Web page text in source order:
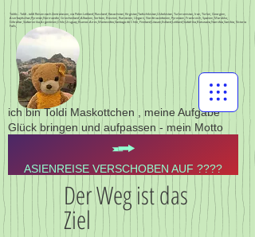
ich bin Toldi Maskottchen , meine Aufgabe
Glück bringen und aufpassen - mein Motto
Toldis - Toldi - toldi Reisen nach Zentralasien, via Polen Lettland, Russland, Kasachstan, Kirgistan,Tadschikistan,Usbekistan, Turkmenistan, Iran, Türkei, Georgien,
Aserbajdschan,Pyrenän,Normandie, Griechenland, Albanien, Serbien, Bosnien, Rumänien, Ungarn, Nordmazedonien, Pyrenäen, Frankreich, Spanien, Marokko,
Gibraltar,Südamerika,Argentinien,Chile,Uruguay,Buenos Aires,Montevideo,Santiago de Chile, Finnland,Litauen,Estland,Lettland,Südafrika,Botswana,Namibia,Sambia, Victoria
Falls,
ASIENREISE VERSCHOBEN AUF ????
Der Weg ist das
Ziel